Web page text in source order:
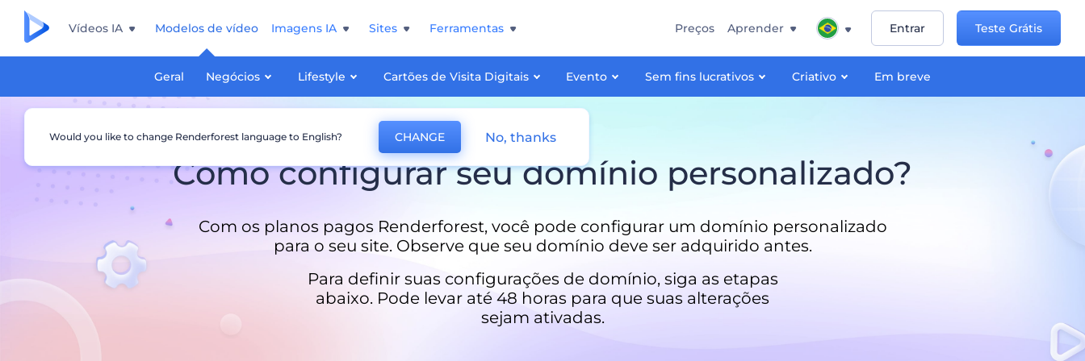
Vídeos IA Modelos de vídeo
Geral Negócios Lifestyle Cartões de Visita Digitais Evento Sem fins lucrativos Criativo Em breve
Imagens IA Sites Ferramentas Preços Aprender Entrar Teste Grátis
Como configurar seu domínio personalizado?
Com os planos pagos Renderforest, você pode configurar um domínio personalizado
para o seu site. Observe que seu domínio deve ser adquirido antes.
Para definir suas configurações de domínio, siga as etapas
abaixo. Pode levar até 48 horas para que suas alterações
sejam ativadas.
Would you like to change Renderforest language to English? CHANGE No, thanks